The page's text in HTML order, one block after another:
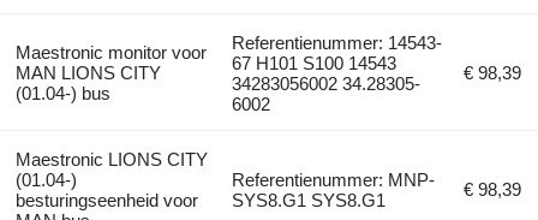
Maestronic monitor voor
MAN LIONS CITY
(01.04-) bus
Referentienummer: 14543-
67 H101 S100 14543
34283056002 34.28305-
6002
€ 98,39
Maestronic LIONS CITY
(01.04-)
besturingseenheid voor
Referentienummer: MNP-
SYS8.G1 SYS8.G1
€ 98,39